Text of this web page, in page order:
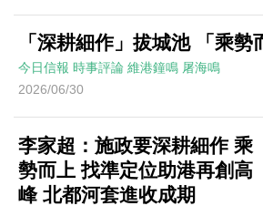
「深耕細作」拔城池 「乘勢
今日信報 時事評論 維港鐘鳴 屠海鳴
2026/06/30
李家超：施政要深耕細作 乘
勢而上 找準定位助港再創高
峰 北都河套進收成期